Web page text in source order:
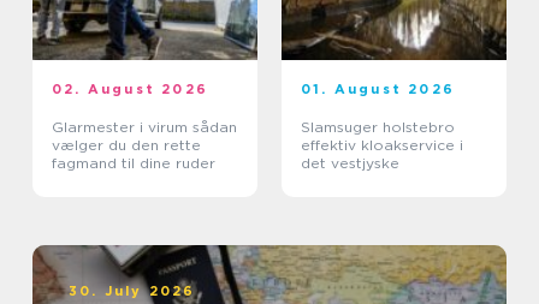
02. August 2026
Glarmester i virum sådan
vælger du den rette
fagmand til dine ruder
01. August 2026
Slamsuger holstebro
effektiv kloakservice i
det vestjyske
30. July 2026